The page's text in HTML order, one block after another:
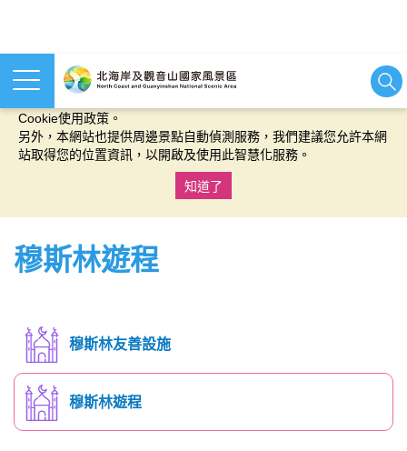
本網站使用cookies等相關技術以持續優化網站服務，並有助於為
Cookie使用政策。
另外，本網站也提供周邊景點自動偵測服務，我們建議您允許本網
站取得您的位置資訊，以開啟及使用此智慧化服務。
知道了
穆斯林遊程
穆斯林友善設施
穆斯林遊程